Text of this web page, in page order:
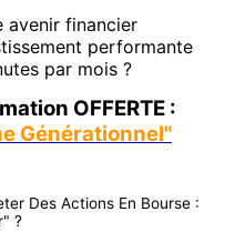
avenir financier
performante
par mois ?
OFFERTE :
Générationnel"
Des Actions En Bourse :
?